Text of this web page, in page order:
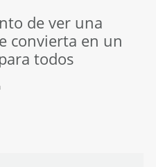
de ver una
convierta en un
todos